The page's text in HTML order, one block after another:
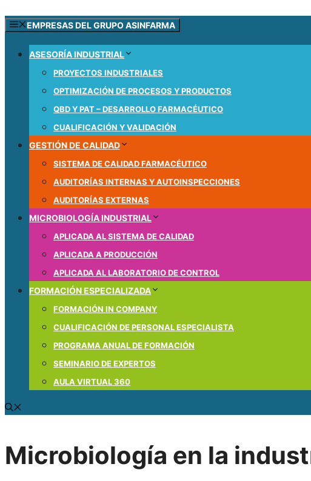
EMPRESAS DEL GRUPO ASINFARMA
ASESORÍA INDUSTRIAL
PROYECTOS INDUSTRIALES
OPTIMIZACIÓN DE PROCESOS Y PRODUCTOS
QBD Y PAT – DESARROLLO FARMACÉUTICO
CUALIFICACIÓN Y VALIDACIÓN
GESTIÓN DE CALIDAD
SISTEMA DE CALIDAD FARMACÉUTICO
AUDITORÍAS INTERNAS Y AUTOINSPECCIONES
AUDITORÍAS EXTERNAS
MICROBIOLOGÍA INDUSTRIAL
APLICADA AL SISTEMA DE CALIDAD
APLICADA A PRODUCCIÓN
APLICADA AL LABORATORIO DE CONTROL
FORMACIÓN ESPECIALIZADA
FORMACIÓN IN COMPANY
CUALIFICACIÓN DE PERSONAL ESPECIALISTA
PROGRAMA ANUAL DE FORMACIÓN
SEMINARIO DE EXPERTOS
AULA VIRTUAL 360
Microbiología en la